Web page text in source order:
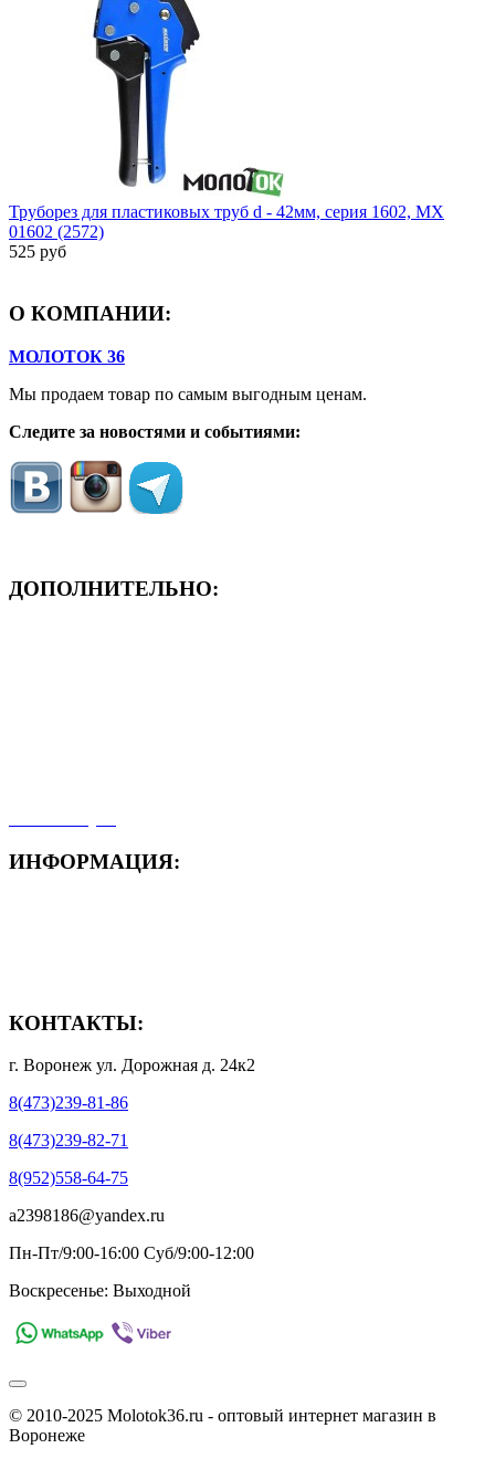
Труборез для пластиковых труб d - 42мм, серия 1602, МХ
01602 (2572)
525 руб
О КОМПАНИИ:
МОЛОТОК 36
Мы продаем товар по самым выгодным ценам.
Следите за новостями и событиями:
ДОПОЛНИТЕЛЬНО:
ИНФОРМАЦИЯ:
КОНТАКТЫ:
г. Воронеж ул. Дорожная д. 24к2
8(473)239-81-86
8(473)239-82-71
8(952)558-64-75
a2398186@yandex.ru
Пн-Пт/9:00-16:00 Суб/9:00-12:00
Воскресенье: Выходной
© 2010-2025 Molotok36.ru - оптовый интернет магазин в
Воронеже